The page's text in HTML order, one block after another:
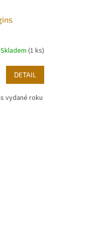
Skladem (1 ks)
DETAIL
vydané roku